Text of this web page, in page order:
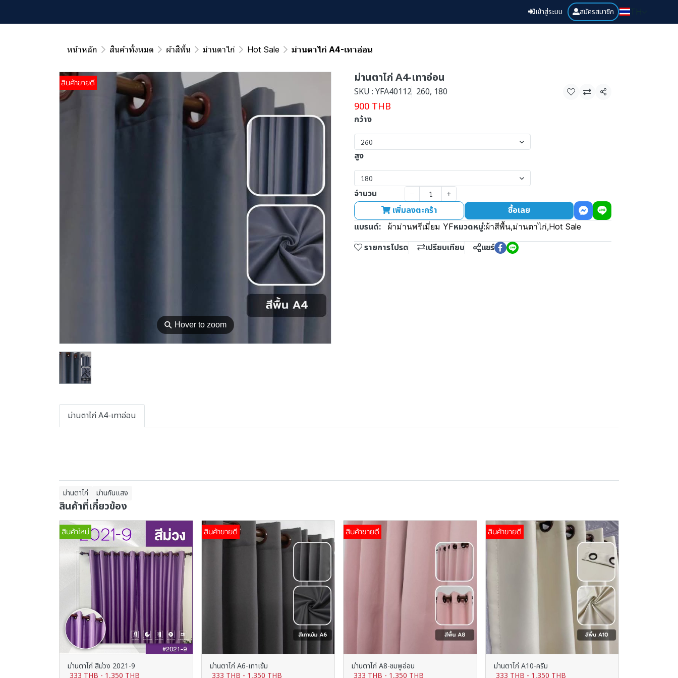
เข้าสู่ระบบ สมัครสมาชิก
หน้าหลัก สินค้าทั้งหมด ผ้าสีพื้น ม่านตาไก่ Hot Sale ม่านตาไก่ A4-เทาอ่อน
⚲ Hover to zoom
สินค้าขายดี ม่านตาไก่ A4-เทาอ่อน
SKU : YFA40112 260, 180 แชร์
900 THB
กว้าง
260
สูง
180
จำนวน
เพิ่มลงตะกร้า
ซื้อเลย
แบรนด์:
ผ้าม่านพรีเมี่ยม YFหมวดหมู่:ผ้าสีพื้น,ม่านตาไก่,Hot Sale
รายการโปรด เปรียบเทียบ แชร์
ม่านตาไก่ A4-เทาอ่อน
ม่านตาไก่ ม่านกันแสง
สินค้าที่เกี่ยวข้อง
สินค้าใหม่
ม่านตาไก่ สีม่วง 2021-9
333 THB - 1,350 THB
สินค้าขายดี
ม่านตาไก่ A6-เทาเข้ม
333 THB - 1,350 THB
สินค้าขายดี
ม่านตาไก่ A8-ชมพูอ่อน
333 THB - 1,350 THB
สินค้าขายดี
ม่านตาไก่ A10-ครีม
333 THB - 1,350 THB